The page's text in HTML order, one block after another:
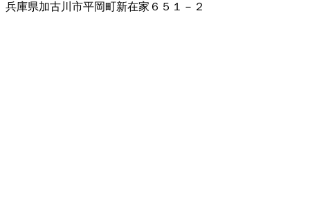
兵庫県加古川市平岡町新在家６５１－２